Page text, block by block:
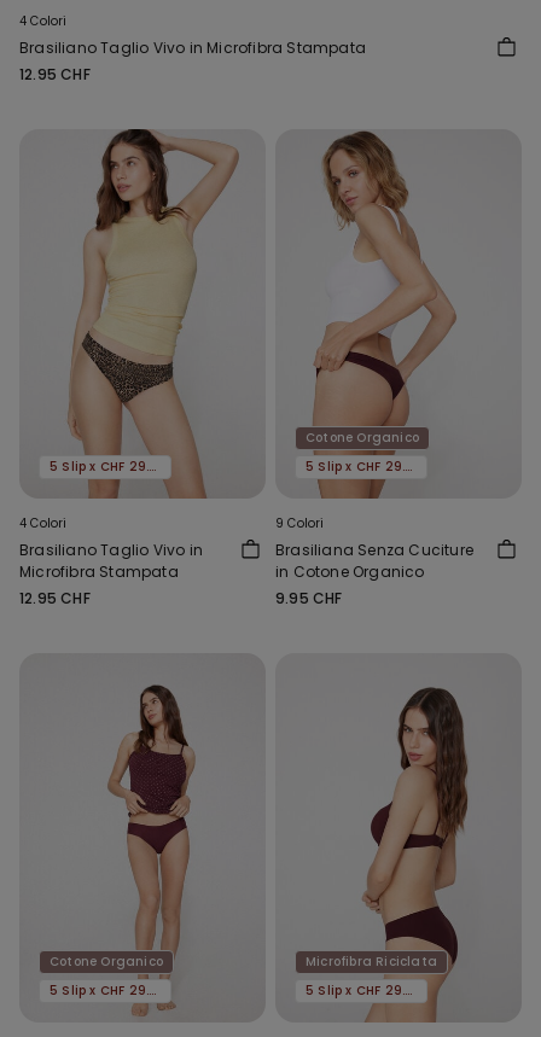
4 Colori
Brasiliano Taglio Vivo in Microfibra Stampata
12.95 CHF
5 Slip x CHF 29.90
4 Colori
Brasiliano Taglio Vivo in
Microfibra Stampata
12.95 CHF
Cotone Organico
5 Slip x CHF 29.90
9 Colori
Brasiliana Senza Cuciture
in Cotone Organico
9.95 CHF
Cotone Organico
5 Slip x CHF 29.90
Microfibra Riciclata
5 Slip x CHF 29.90